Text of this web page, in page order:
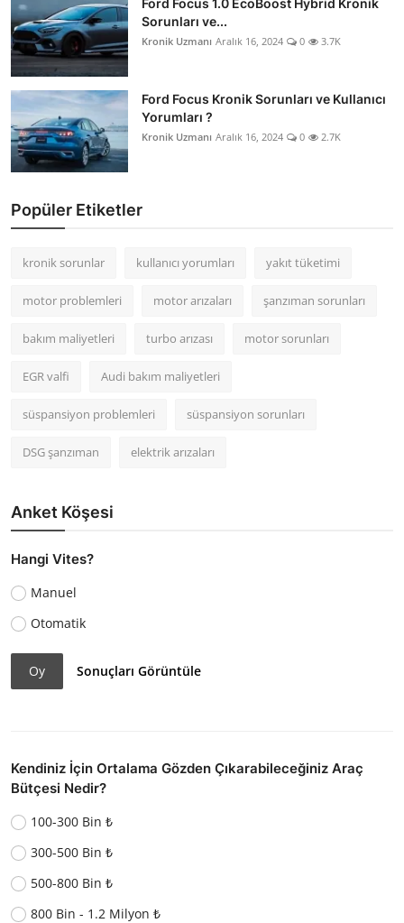
Sorunları ve...
Kronik Uzmanı Aralık 16, 2024 0 3.7K
Ford Focus Kronik Sorunları ve Kullanıcı
Yorumları ?
Kronik Uzmanı Aralık 16, 2024 0 2.7K
Popüler Etiketler
kronik sorunlar kullanıcı yorumları yakıt tüketimi
motor problemleri motor arızaları şanzıman sorunları
bakım maliyetleri turbo arızası motor sorunları
EGR valfi Audi bakım maliyetleri
süspansiyon problemleri süspansiyon sorunları
DSG şanzıman elektrik arızaları
Anket Köşesi
Hangi Vites?
Manuel
Otomatik
Oy Sonuçları Görüntüle
Kendiniz İçin Ortalama Gözden Çıkarabileceğiniz Araç
Bütçesi Nedir?
100-300 Bin ₺
300-500 Bin ₺
500-800 Bin ₺
800 Bin - 1.2 Milyon ₺